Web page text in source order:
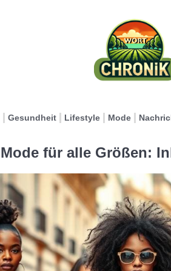
Gesundheit Lifestyle Mode
Mode für alle Größen: